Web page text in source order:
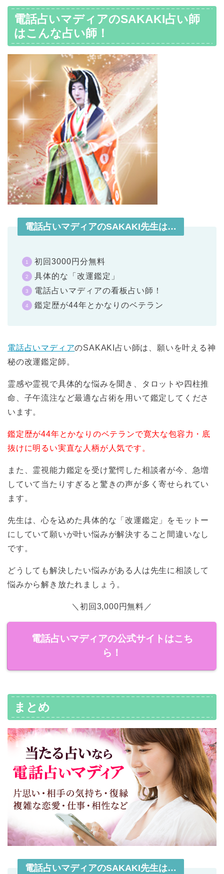
電話占いマディアのSAKAKI占い師
はこんな占い師！
電話占いマディアのSAKAKI先生は…
初回3000円分無料
具体的な「改運鑑定」
電話占いマディアの看板占い師！
鑑定歴が44年とかなりのベテラン
電話占いマディアのSAKAKI占い師は、願いを叶える神
秘の改運鑑定師。
霊感や霊視で具体的な悩みを聞き、タロットや四柱推
命、子午流注など最適な占術を用いて鑑定してくださ
います。
鑑定歴が44年とかなりのベテランで寛大な包容力・底
抜けに明るい実直な人柄が人気です。
また、霊視能力鑑定を受け驚愕した相談者が今、急増
していて当たりすぎると驚きの声が多く寄せられてい
ます。
先生は、心を込めた具体的な「改運鑑定」をモットー
にしていて願いが叶い悩みが解決すること間違いなし
です。
どうしても解決したい悩みがある人は先生に相談して
悩みから解き放たれましょう。
＼初回3,000円無料／
電話占いマディアの公式サイトはこち
ら！
まとめ
電話占いマディアのSAKAKI先生は…